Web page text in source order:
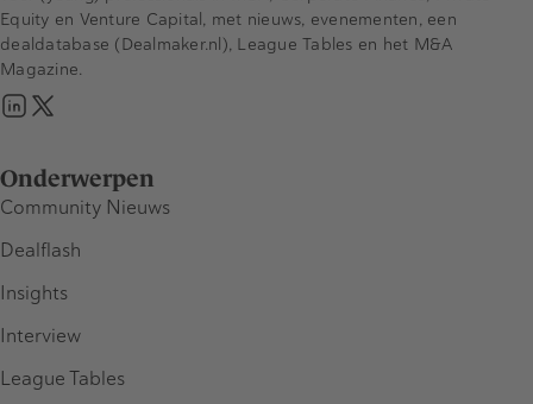
Onderwerpen
Community Nieuws
Dealflash
Insights
Interview
League Tables
Equity en Venture Capital, met nieuws, evenementen, een
dealdatabase (Dealmaker.nl), League Tables en het M&A
Magazine.